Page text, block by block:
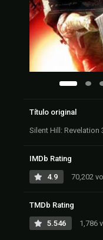
Título original
Silent Hill: Revelation
IMDb Rating
4.9 70,202
TMDb Rating
5.546 1,786